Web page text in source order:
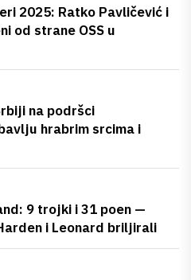
2025: Ratko Pavličević i
od strane OSS u
na podršci
hrabrim srcima i
9 trojki i 31 poen —
i Leonard briljirali